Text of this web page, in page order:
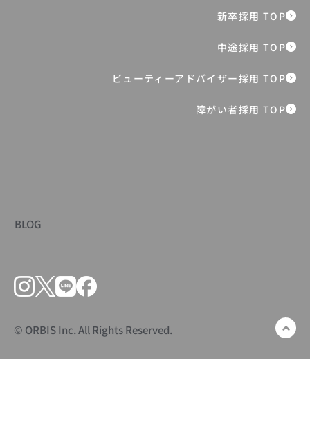
新卒6年目マネジャーが切り拓く“生涯ブ
BLOG
障がい者採用 TOP
© ORBIS Inc. All Rights Reserved.